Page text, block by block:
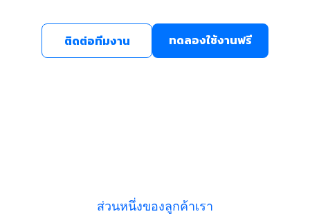
ติดต่อทีมงาน ทดลองใช้งานฟรี
ส่วนหนึ่งของลูกค้าเรา